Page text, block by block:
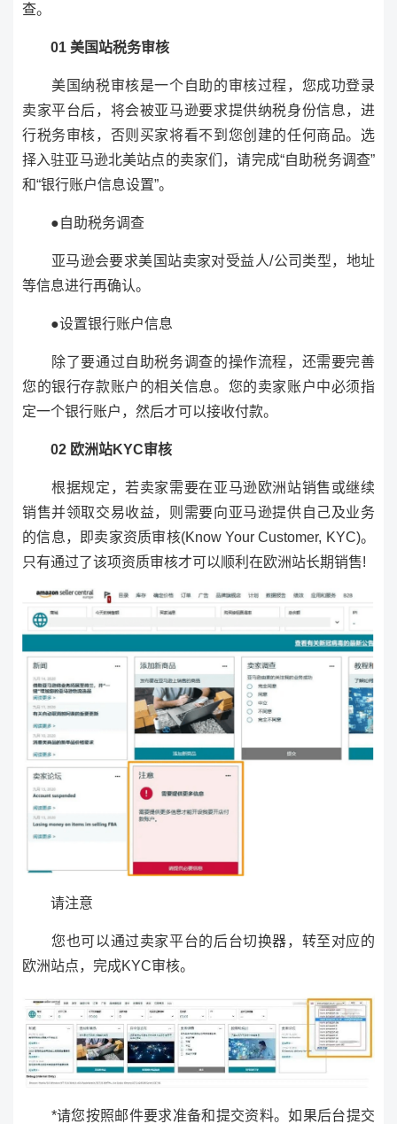
查。
01 美国站税务审核
美国纳税审核是一个自助的审核过程，您成功登录
卖家平台后，将会被亚马逊要求提供纳税身份信息，进
行税务审核，否则买家将看不到您创建的任何商品。选
择入驻亚马逊北美站点的卖家们，请完成“自助税务调查”
和“银行账户信息设置”。
●自助税务调查
亚马逊会要求美国站卖家对受益人/公司类型，地址
等信息进行再确认。
●设置银行账户信息
除了要通过自助税务调查的操作流程，还需要完善
您的银行存款账户的相关信息。您的卖家账户中必须指
定一个银行账户，然后才可以接收付款。
02 欧洲站KYC审核
根据规定，若卖家需要在亚马逊欧洲站销售或继续
销售并领取交易收益，则需要向亚马逊提供自己及业务
的信息，即卖家资质审核(Know Your Customer, KYC)。
只有通过了该项资质审核才可以顺利在欧洲站长期销售!
请注意
您也可以通过卖家平台的后台切换器，转至对应的
欧洲站点，完成KYC审核。
*请您按照邮件要求准备和提交资料。如果后台提交